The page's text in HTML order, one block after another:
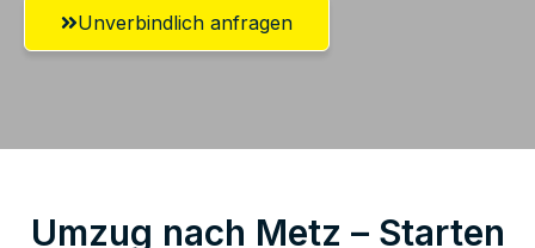
Unverbindlich anfragen
Umzug nach Metz – Starten